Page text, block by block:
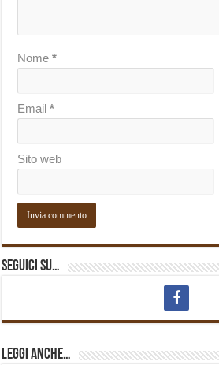
Nome*
Email*
Sito web
Seguici su…
Leggi anche…